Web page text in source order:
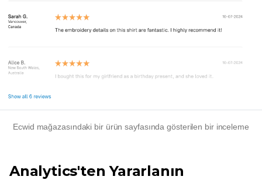
Ecwid mağazasındaki bir ürün sayfasında gösterilen bir inceleme
Analytics'ten Yararlanın